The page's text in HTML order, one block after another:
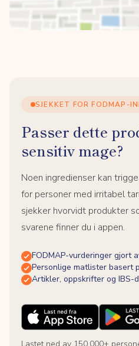
SJEKKET FOR FODMAP-
Passer dette
sensitiv mage?
Noen ingredienser kan
for personer med irritabel
sjekker hvorvidt produkter
svarene finner du i appen.
FODMAP-vurderinger gjort
Personlige matlister basert
Artikler, oppskrifter og IBS-
Lastet ned av 150,000+